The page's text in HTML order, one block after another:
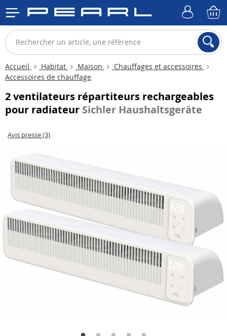
Accueil Habitat Maison
Chauffages et accessoires
Accessoires de chauffage
2 ventilateurs répartiteurs rechargeables
pour radiateur Sichler Haushaltsgeräte
Avis presse (3)